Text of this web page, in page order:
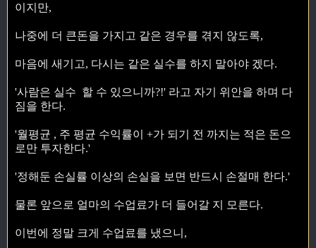
이지만,
나중에 더 큰돈을 가지고 같은 경우를 겪지 않도록,
마음에 새기고, 다시는 같은 실수를 하지 말아야 겠다.
'사람은 실수 할 수 있으니까?!' 라고 자기 위안을 하며 다
짐을 한다.
'월평균 , 주 평균 수익률이 +가 되기 전 까지는 적은 돈으
로만 투자한다.'
'정해둔 손실률 이상의 손실을 보면 반드시 손절매 한다.'
물론 앞으로 얼마의 수업료가 더 들어갈 지 모른다.
이번에 정말 크게 수업료를 냈으니,